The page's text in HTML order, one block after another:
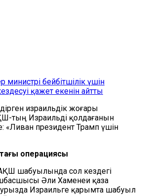
министрі бейбітшілік үшін
қажет екенін айтты
израильдік жоғары
тың Израильді қолдағанын
«Ливан президент Трамп үшін
операциясы
шабуылында сол кездегі
Әли Хаменеи қаза
Израильге қарымта шабуыл